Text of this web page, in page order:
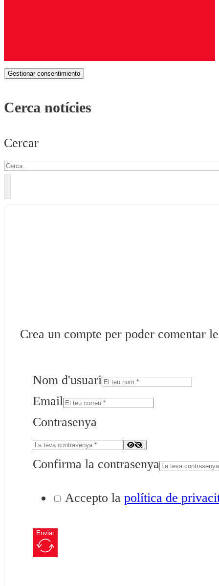
Gestionar consentimiento
Cerca notícies
Cercar
Crea un compte per poder comentar
Nom d'usuari
Email
Contrasenya
Confirma la contrasenya
Accepto la política de
Enviar